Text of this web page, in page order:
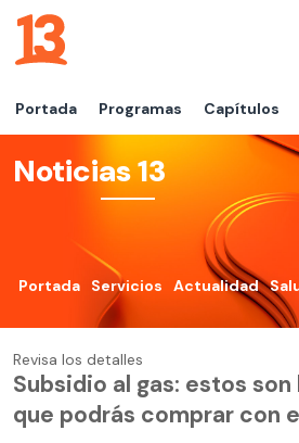
Portada Programas Capítulos
Noticias 13
Portada Servicios Actualidad
Revisa los detalles
Subsidio al gas: estos
que podrás comprar con